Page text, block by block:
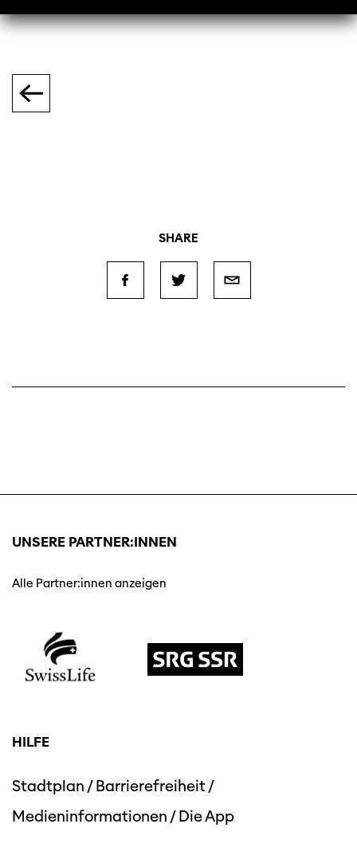
Diese Seite wird mit Internet Explorer
SHARE
UNSERE PARTNER:INNEN
Alle Partner:innen anzeigen
HILFE
Stadtplan /Barrierefreiheit/
Medieninformationen /Die App